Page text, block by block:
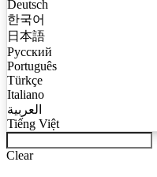
Deutsch
한국어
日本語
Русский
Português
Türkçe
Italiano
العربية
Tiếng Việt
Clear